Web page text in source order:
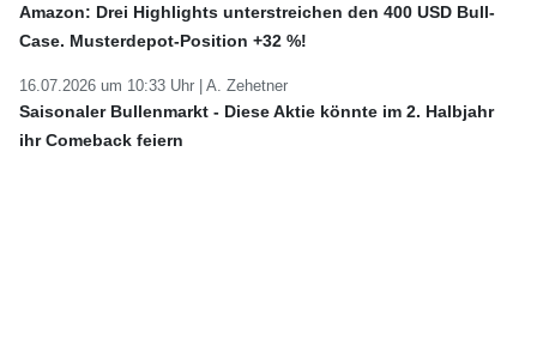
Amazon: Drei Highlights unterstreichen den 400 USD Bull-
Case. Musterdepot-Position +32 %!
16.07.2026 um 10:33 Uhr | A. Zehetner
Saisonaler Bullenmarkt - Diese Aktie könnte im 2. Halbjahr
ihr Comeback feiern